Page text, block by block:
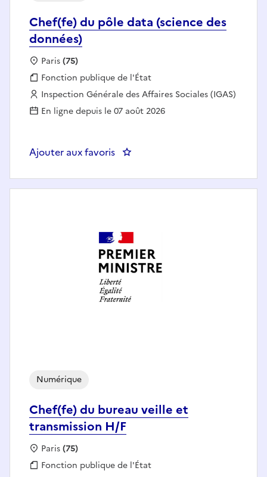
Chef(fe) du pôle data (science des
données)
Localisation :
Paris(75)
Fonction publique :
Fonction publique de l'État
Employeur :
Inspection Générale des Affaires Sociales (IGAS)
En ligne depuis le 07 août 2026
Ajouter aux favoris : Chef(fe) du pôle data (science
Chef(fe) du bureau veille et
transmission H/F
Numérique
Localisation :
Paris(75)
Fonction publique :
Fonction publique de l'État